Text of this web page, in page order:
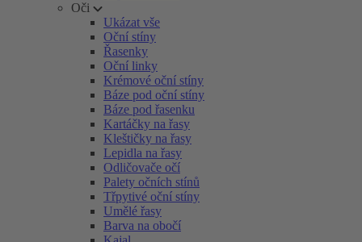
Oči
Ukázat vše
Oční stíny
Řasenky
Oční linky
Krémové oční stíny
Báze pod oční stíny
Báze pod řasenku
Kartáčky na řasy
Kleštičky na řasy
Lepidla na řasy
Odličovače očí
Palety očních stínů
Třpytivé oční stíny
Umělé řasy
Barva na obočí